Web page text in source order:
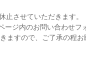
止させていただきます。
ージ内のお問い合わせ
ますので、ご了承の程お